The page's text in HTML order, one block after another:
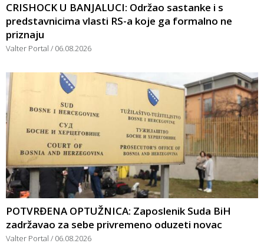
CRISHOCK U BANJALUCI: Održao sastanke i s
predstavnicima vlasti RS-a koje ga formalno ne
priznaju
Valter Portal 06.08.2026
POTVRĐENA OPTUŽNICA: Zaposlenik Suda BiH
zadržavao za sebe privremeno oduzeti novac
Valter Portal 06.08.2026